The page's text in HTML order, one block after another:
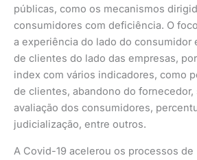
públicas, como os mecanismos
consumidores com deficiência. O
a experiência do lado do consumidor
de clientes do lado das empresas,
index com vários indicadores, como
de clientes, abandono do fornecedor,
avaliação dos consumidores,
judicialização, entre outros.
A Covid-19 acelerou os processos de